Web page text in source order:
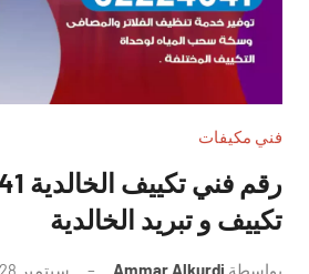
فني مكيفات
تكييف و تبريد الخالدية
بواسطة Ammar Alkurdi سبتمبر 28, 2021